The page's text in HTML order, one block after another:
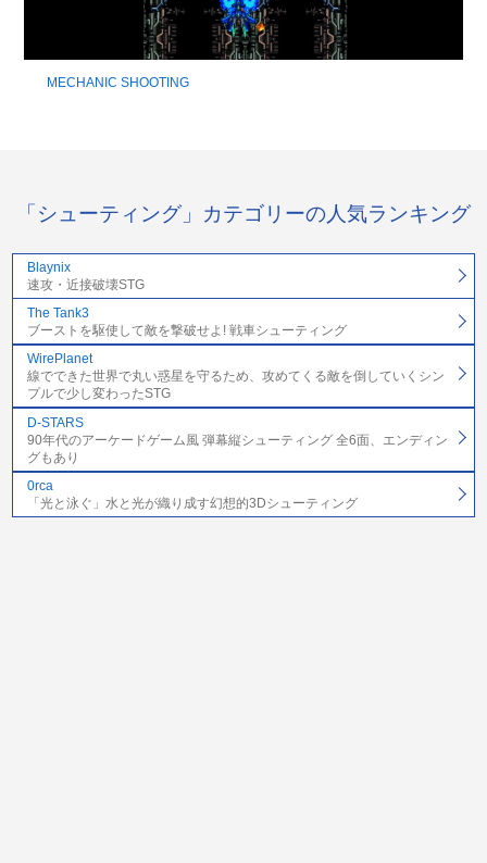
MECHANIC SHOOTING
「シューティング」カテゴリーの人気ランキング
Blaynix
速攻・近接破壊STG
The Tank3
ブーストを駆使して敵を撃破せよ! 戦車シューティング
WirePlanet
線でできた世界で丸い惑星を守るため、攻めてくる敵を倒していくシン
プルで少し変わったSTG
D-STARS
90年代のアーケードゲーム風 弾幕縦シューティング 全6面、エンディン
グもあり
0rca
「光と泳ぐ」水と光が織り成す幻想的3Dシューティング